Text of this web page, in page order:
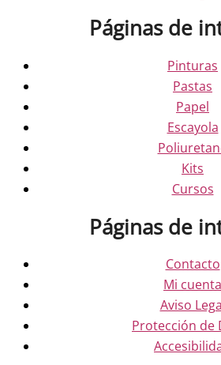
Páginas de
Pinturas
Pastas
Papel
Escayola
Kits
Cursos
Páginas de
Contacto
Mi cuenta
Aviso
Protección de